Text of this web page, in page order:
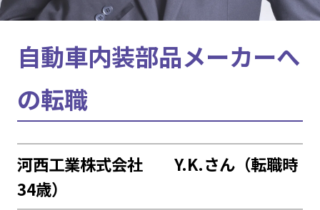
自動車内装部品メーカーへ
の転職
河西工業株式会社 Y.K.さん（転職時
34歳）